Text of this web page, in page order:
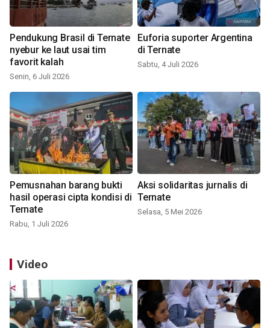
Pendukung Brasil di Ternate
nyebur ke laut usai tim
favorit kalah
Senin, 6 Juli 2026
Euforia suporter Argentina
di Ternate
Sabtu, 4 Juli 2026
Pemusnahan barang bukti
hasil operasi cipta kondisi di
Ternate
Rabu, 1 Juli 2026
Aksi solidaritas jurnalis di
Ternate
Selasa, 5 Mei 2026
Video